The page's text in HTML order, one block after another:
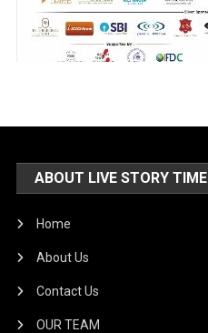
ABOUT LIVE STORY TIME
Home
About Us
Contact Us
OUR TEAM